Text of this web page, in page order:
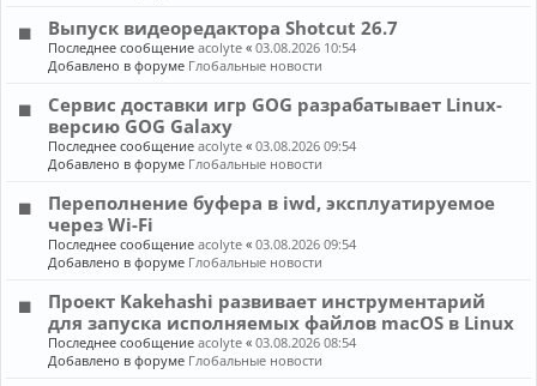
Выпуск видеоредактора Shotcut 26.7
Последнее сообщениеacolyte «03.08.2026 10:54
Добавлено в форуме Глобальные новости
Сервис доставки игр GOG разрабатывает Linux-
версию GOG Galaxy
Последнее сообщениеacolyte «03.08.2026 09:54
Добавлено в форуме Глобальные новости
Переполнение буфера в iwd, эксплуатируемое
через Wi-Fi
Последнее сообщениеacolyte «03.08.2026 09:54
Добавлено в форуме Глобальные новости
Проект Kakehashi развивает инструментарий
для запуска исполняемых файлов macOS в Linux
Последнее сообщениеacolyte «03.08.2026 08:54
Добавлено в форуме Глобальные новости